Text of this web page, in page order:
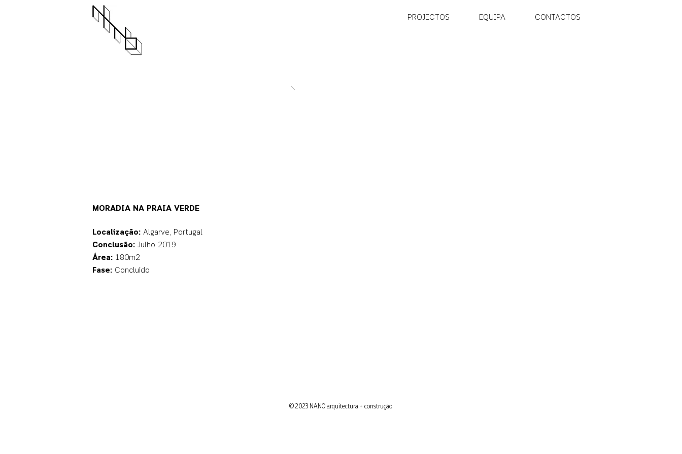
PROJECTOS EQUIPA CONTACTOS
MORADIA NA PRAIA VERDE
Localização: Algarve, Portugal
Conclusão: Julho 2019
Área: 180m2
Fase: Concluído
© 2023 NANO arquitectura + construção